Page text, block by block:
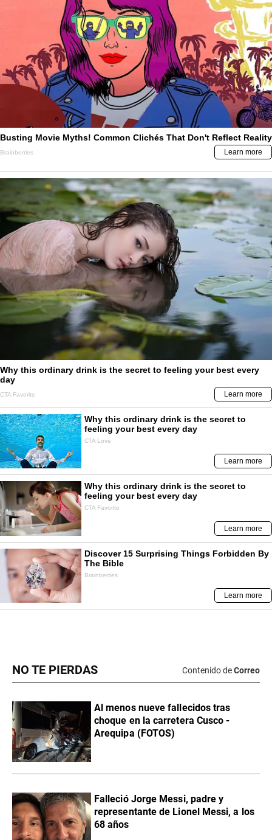
NO TE PIERDAS Contenido deCorreo
Al menos nueve fallecidos tras
choque en la carretera Cusco -
Arequipa (FOTOS)
Falleció Jorge Messi, padre y
representante de Lionel Messi, a los
68 años